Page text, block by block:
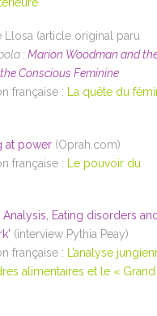
Llosa (article original paru
: Marion Woodman and
Conscious Feminine
française : La quête du
at power(Oprah.com)
française :
Le pouvoir du
Analysis, Eating disorders
(interview Pythia Peay)
française :
L’analyse
alimentaires et le « Grand